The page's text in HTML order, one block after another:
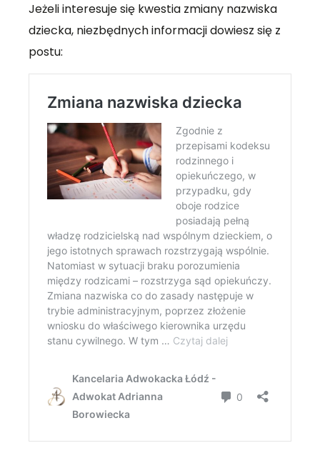
Jeżeli interesuje się kwestia zmiany nazwiska
dziecka, niezbędnych informacji dowiesz się z
postu: